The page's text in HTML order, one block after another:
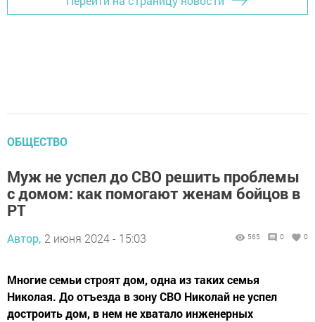
ОБЩЕСТВО
Муж не успел до СВО решить проблемы
с домом: как помогают женам бойцов в
РТ
Автор, 2 июня 2024 - 15:03 565 0 0
Многие семьи строят дом, одна из таких семья
Николая. До отъезда в зону СВО Николай не успел
достроить дом, в нем не хватало инженерных